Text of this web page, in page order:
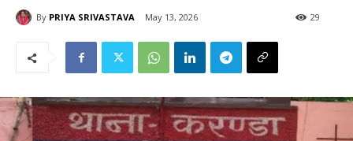
By PRIYA SRIVASTAVA May 13, 2026 29